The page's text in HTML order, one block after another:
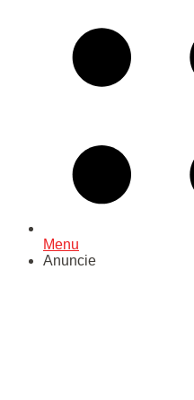
Menu
Anuncie